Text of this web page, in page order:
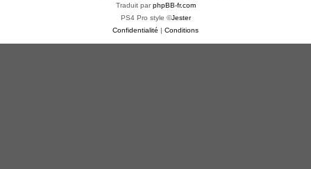
Traduit parphpBB-fr.com
PS4 Pro style ©Jester
Confidentialité | Conditions